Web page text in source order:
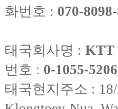
화번호 : 070-
태국회사명 : KTT
번호 : 0-1055-
태국현지주소 :